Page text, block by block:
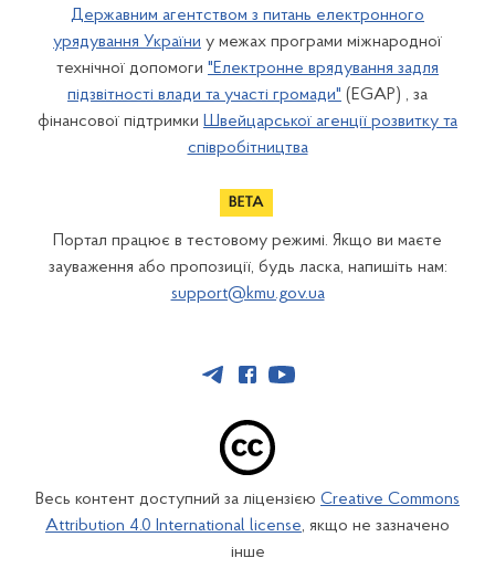
Державним агентством з питань електронного
урядування України у межах програми міжнародної
технічної допомоги "Електронне врядування задля
підзвітності влади та участі громади" (EGAP) , за
фінансової підтримки Швейцарської агенції розвитку та
співробітництва
Портал працює в тестовому режимі. Якщо ви маєте
зауваження або пропозиції, будь ласка, напишіть нам:
support@kmu.gov.ua
Весь контент доступний за ліцензією Creative Commons
Attribution 4.0 International license, якщо не зазначено
інше